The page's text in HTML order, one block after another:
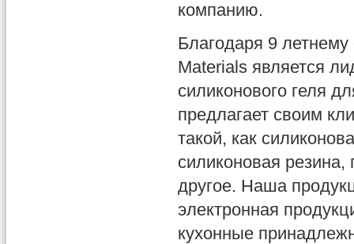
компанию.
Благодаря 9
Materials является
силиконового геля
предлагает своим
такой, как
силиконовая
другое. Наша
электронная
кухонные